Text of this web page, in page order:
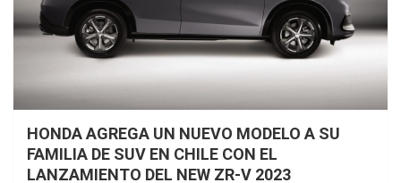
HONDA AGREGA UN NUEVO MODELO A SU
FAMILIA DE SUV EN CHILE CON EL
LANZAMIENTO DEL NEW ZR-V 2023